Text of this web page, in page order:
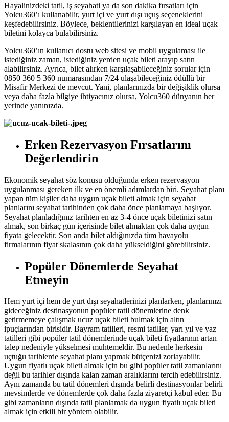
Hayalinizdeki tatil, iş seyahati ya da son dakika fırsatları için
Yolcu360’ı kullanabilir, yurt içi ve yurt dışı uçuş seçeneklerini
keşfedebilirsiniz. Böylece, beklentilerinizi karşılayan en ideal uçak
biletini kolayca bulabilirsiniz.
Yolcu360’ın kullanıcı dostu web sitesi ve mobil uygulaması ile
istediğiniz zaman, istediğiniz yerden uçak bileti arayıp satın
alabilirsiniz. Ayrıca, bilet alırken karşılaşabileceğiniz sorular için
0850 360 5 360 numarasından 7/24 ulaşabileceğiniz ödüllü bir
Misafir Merkezi de mevcut. Yani, planlarınızda bir değişiklik olursa
veya daha fazla bilgiye ihtiyacınız olursa, Yolcu360 dünyanın her
yerinde yanınızda.
Erken Rezervasyon Fırsatlarını
Değerlendirin
Ekonomik seyahat söz konusu olduğunda erken rezervasyon
uygulanması gereken ilk ve en önemli adımlardan biri. Seyahat planı
yapan tüm kişiler daha uygun uçak bileti almak için seyahat
planlarını seyahat tarihinden çok daha önce planlamaya başlıyor.
Seyahat planladığınız tarihten en az 3-4 önce uçak biletinizi satın
almak, son birkaç gün içerisinde bilet almaktan çok daha uygun
fiyata gelecektir. Son anda bilet aldığınızda tüm havayolu
firmalarının fiyat skalasının çok daha yükseldiğini görebilirsiniz.
Popüler Dönemlerde Seyahat
Etmeyin
Hem yurt içi hem de yurt dışı seyahatlerinizi planlarken, planlarınızı
gideceğiniz destinasyonun popüler tatil dönemlerine denk
getirmemeye çalışmak ucuz uçak bileti bulmak için altın
ipuçlarından birisidir. Bayram tatilleri, resmi tatiller, yarı yıl ve yaz
tatilleri gibi popüler tatil dönemlerinde uçak bileti fiyatlarının artan
talep nedeniyle yükselmesi muhtemeldir. Bu nedenle herkesin
uçtuğu tarihlerde seyahat planı yapmak bütçenizi zorlayabilir.
Uygun fiyatlı uçak bileti almak için bu gibi popüler tatil zamanlarını
değil bu tarihler dışında kalan zaman aralıklarını tercih edebilirsiniz.
Aynı zamanda bu tatil dönemleri dışında belirli destinasyonlar belirli
mevsimlerde ve dönemlerde çok daha fazla ziyaretçi kabul eder. Bu
gibi zamanların dışında tatil planlamak da uygun fiyatlı uçak bileti
almak için etkili bir yöntem olabilir.